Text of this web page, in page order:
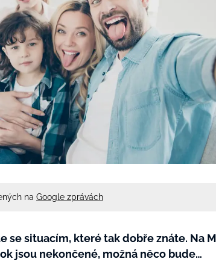
na Google zprávách
se situacím, které tak dobře znáte. Na
jsou nekončené, možná něco bude…